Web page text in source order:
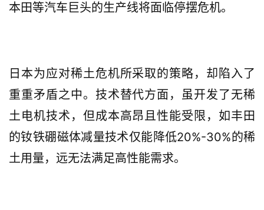
本田等汽车巨头的生产线将面临停摆危机。
日本为应对稀土危机所采取的策略，却陷入了
重重矛盾之中。技术替代方面，虽开发了无稀
土电机技术，但成本高昂且性能受限，如丰田
的钕铁硼磁体减量技术仅能降低20%-30%的稀
土用量，远无法满足高性能需求。